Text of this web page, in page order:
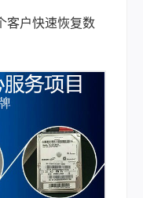
客户快速恢复数